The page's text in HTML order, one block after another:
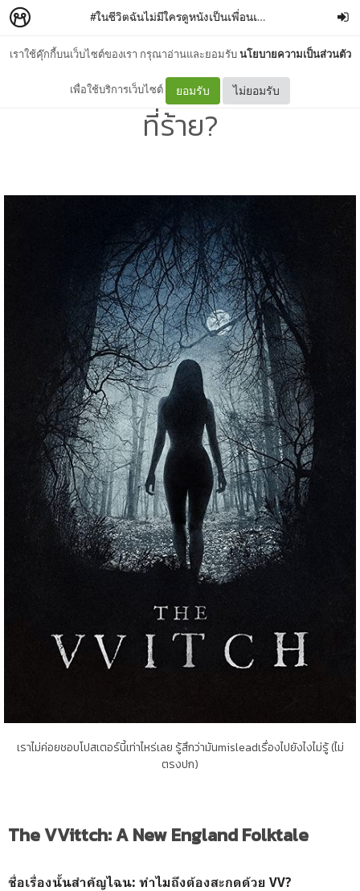
เราใช้คุ๊กกี้บนเว็บไซต์ของเรา กรุณาอ่านและยอมรับนโยบายความเป็นส่วนตัว
เพื่อใช้บริการเว็บไซต์ ยอมรับ ไม่ยอมรับ
#ในชีวิตฉันไม่มีใครดูหนังเป็นเพื่อนเลย
The VVitch (2015) ใครกันแน่
ที่ร้าย?
เราไม่ค่อยชอบโปสเตอร์นี้เท่าไหร่เลย รู้สึกว่ามันmisleadเรื่องไปยังไงไม่รู้ (ไม่
ตรงปก)
The VVittch: A New England Folktale
ชื่อเรื่องนั้นสำคัญไฉน: ทำไมถึงต้องสะกดด้วย VV?